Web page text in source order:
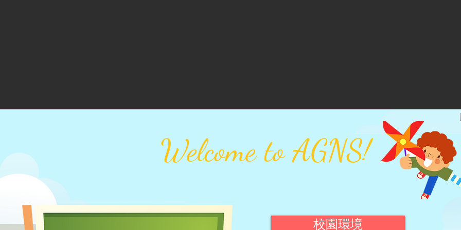
Welcome to AGNS!
校園環境